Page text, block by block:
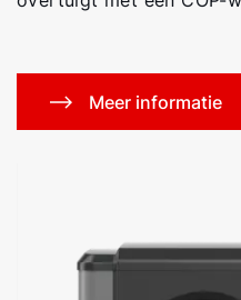
Meer informatie